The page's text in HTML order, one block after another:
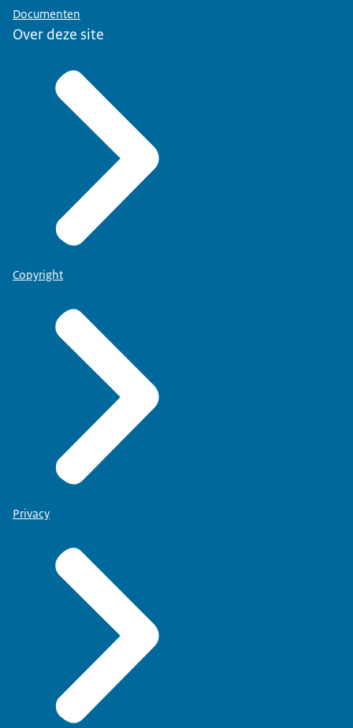
Documenten
Over deze site
Copyright
Privacy